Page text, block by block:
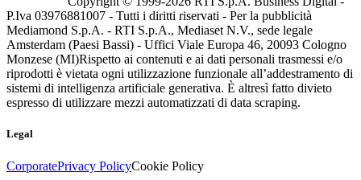
P.Iva 03976881007 - Tutti i diritti riservati - Per la pubblicità
Mediamond S.p.A. - RTI S.p.A., Mediaset N.V., sede legale
Amsterdam (Paesi Bassi) - Uffici Viale Europa 46, 20093 Cologno
Monzese (MI)Rispetto ai contenuti e ai dati personali trasmessi e/o
riprodotti è vietata ogni utilizzazione funzionale all’addestramento di
sistemi di intelligenza artificiale generativa. È altresì fatto divieto
espresso di utilizzare mezzi automatizzati di data scraping.
Legal
CorporatePrivacy PolicyCookie Policy